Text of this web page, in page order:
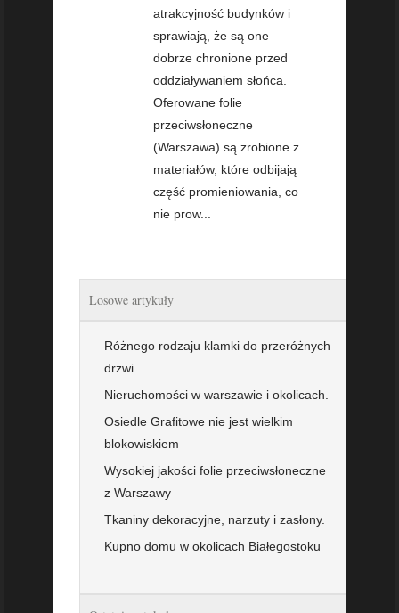
atrakcyjność budynków i
sprawiają, że są one
dobrze chronione przed
oddziaływaniem słońca.
Oferowane folie
przeciwsłoneczne
(Warszawa) są zrobione z
materiałów, które odbijają
część promieniowania, co
nie prow...
Losowe artykuły
Różnego rodzaju klamki do przeróżnych
drzwi
Nieruchomości w warszawie i okolicach.
Osiedle Grafitowe nie jest wielkim
blokowiskiem
Wysokiej jakości folie przeciwsłoneczne
z Warszawy
Tkaniny dekoracyjne, narzuty i zasłony.
Kupno domu w okolicach Białegostoku